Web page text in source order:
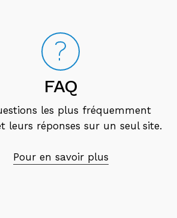
FAQ
les plus fréquemment
leurs réponses sur un seul site.
Pour en savoir plus